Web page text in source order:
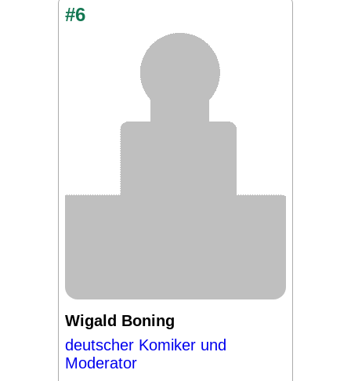
#6
Wigald Boning
deutscher Komiker und
Moderator